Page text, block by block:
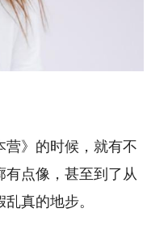
》的时候，就有不
点像，甚至到了从
真的地步。